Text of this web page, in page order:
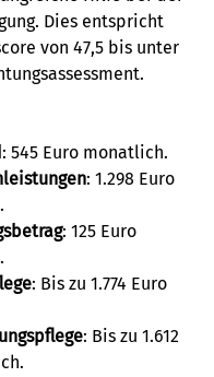
Dies entspricht
von 47,5 bis unter
: 545 Euro monatlich.
: 1.298 Euro
: 125 Euro
: Bis zu 1.774 Euro
: Bis zu 1.612